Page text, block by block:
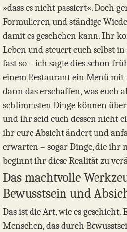
»dass es nicht passiert«. Doch
Formulieren und ständige
damit es geschehen kann. Ihr
Leben und steuert euch selbst
fast so – ich sagte dies schon
einem Restaurant ein Menü mit
dann das erschaffen, was euch
schlimmsten Dinge können
und ihr seid euch dessen nicht
ihr eure Absicht ändert und
erwarten – sogar Dinge, die ihr
beginnt ihr diese Realität zu
Das machtvolle
Bewusstsein und
Das ist die Art, wie es geschieht.
Menschen, das durch